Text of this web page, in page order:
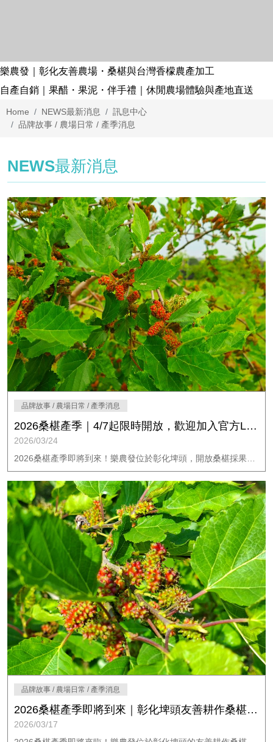
樂農發｜彰化友善農場・桑椹與台灣香檬農產加工
自產自銷｜果醋・果泥・伴手禮｜休閒農場體驗與產地直送
Home NEWS最新消息
訊息中心
品牌故事 / 農場日常 / 產季消息
NEWS最新消息
品牌故事 / 農場日常 / 產季消息
2026桑椹產季｜4/7起限時開放，歡迎加入官方LINE預約入園
2026/03/24
品牌故事 / 農場日常 / 產季消息
2026桑椹產季即將到來｜彰化埤頭友善耕作桑椹果園｜樂農發
2026/03/17